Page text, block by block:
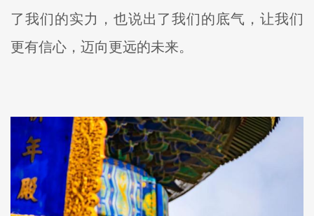
了我们的实力，也说出了我们的底气，让我们
更有信心，迈向更远的未来。